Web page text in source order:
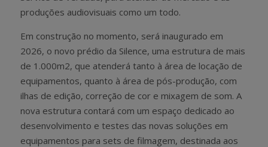
produções audiovisuais como um todo.
Em construção no momento, será inaugurado em
2026, o novo prédio da Silence, uma estrutura de mais
de 1.000m2, que atenderá tanto à área de locação de
equipamentos, quanto à área de pós-produção, com
ilhas de edição, correção de cor e mixagem de som. A
nova estrutura contará com um espaço dedicado ao
desenvolvimento e testes das novas soluções em
equipamentos para sets de filmagem, destinada aos